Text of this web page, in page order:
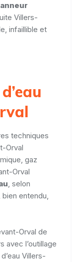
Villers-
infaillible et
techniques
Orval
gaz
Orval
, selon
entendu,
Orval de
avec l’outillage
Villers-